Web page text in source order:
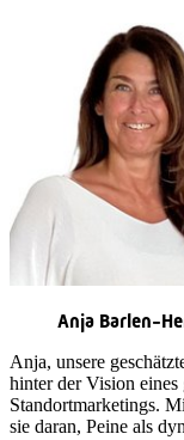
Anja Barlen-
Anja, unsere
hinter der Vision
Standortmarketings.
sie daran, Peine als